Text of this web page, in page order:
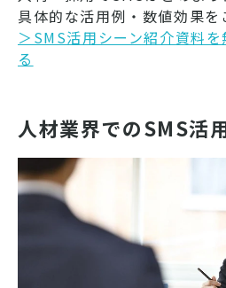
具体的な活用例・数値効果を
＞SMS活用シーン紹介資料
る
人材業界でのSMS活